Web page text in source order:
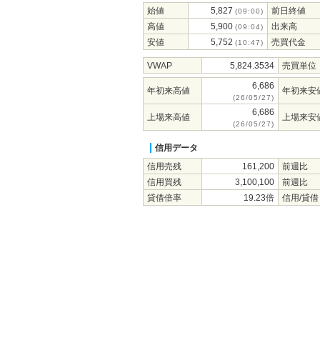
始値 5,827 (09:00)
前日終値
高値
5,900 (09:04)
出来高
安値
5,752 (10:47) 売買代金
VWAP 5,824.3534 売買単位
年初来高値 6,686
(26/05/27)
年初来安
上場来高値 6,686
(26/05/27)
上場来安
信用データ
信用売残
161,200
前週比
信用買残
3,100,100
前週比
貸借倍率
19.23倍 信用/貸借